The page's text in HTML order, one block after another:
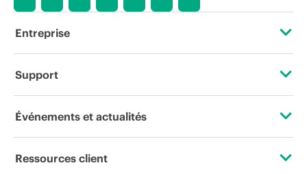
Entreprise
À propos de HPE
Responsabilité d’entreprise
Support
Services d’assistance opérationnelle (OSS)
Événements et actualités
Événements
Ressources client